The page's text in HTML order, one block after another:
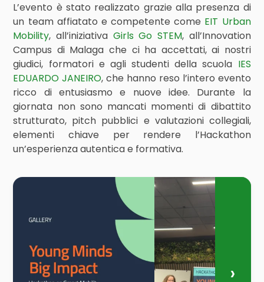
L’evento è stato realizzato grazie alla presenza di
un team affiatato e competente come EIT Urban
Mobility, all’iniziativa Girls Go STEM, all’Innovation
Campus di Malaga che ci ha accettati, ai nostri
giudici, formatori e agli studenti della scuola IES
EDUARDO JANEIRO, che hanno reso l’intero evento
ricco di entusiasmo e nuove idee. Durante la
giornata non sono mancati momenti di dibattito
strutturato, pitch pubblici e valutazioni collegiali,
elementi chiave per rendere l’Hackathon
un’esperienza autentica e formativa.